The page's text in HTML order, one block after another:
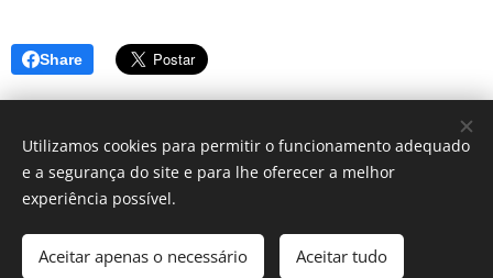
Share
©Conselho Comunitário de Jericoacoara.
Brasil
Utilizamos cookies para permitir o funcionamento adequado
e a segurança do site e para lhe oferecer a melhor
experiência possível.
Aceitar apenas o necessário Aceitar tudo